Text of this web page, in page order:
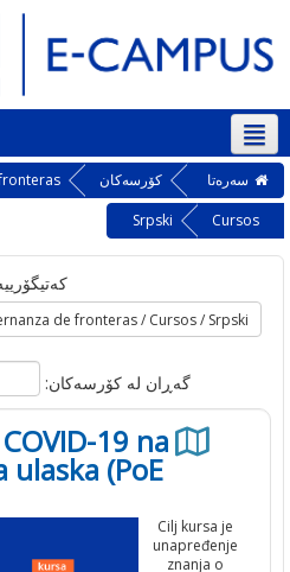
کۆرسەکان
de fronteras
Srpski
کەتیگۆرییەکانی
گه‌ڕان له‌ کۆرسه‌کان:
na COVID-19 na
ulaska (PoE)
Cilj kursa